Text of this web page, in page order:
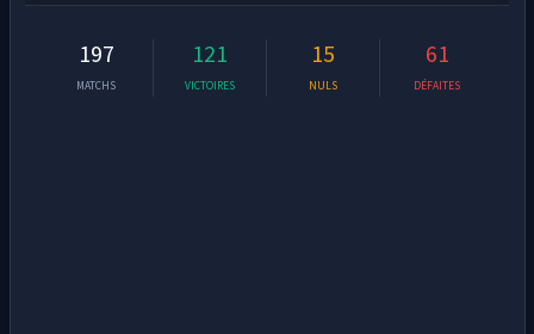
197
MATCHS
121
VICTOIRES
15
NULS
61
DÉFAITES